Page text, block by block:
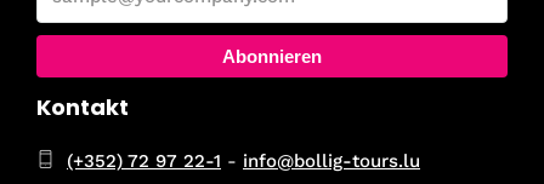
Abonnieren
Kontakt
(+352) 72 97 22-1 - info@bollig-tours.lu